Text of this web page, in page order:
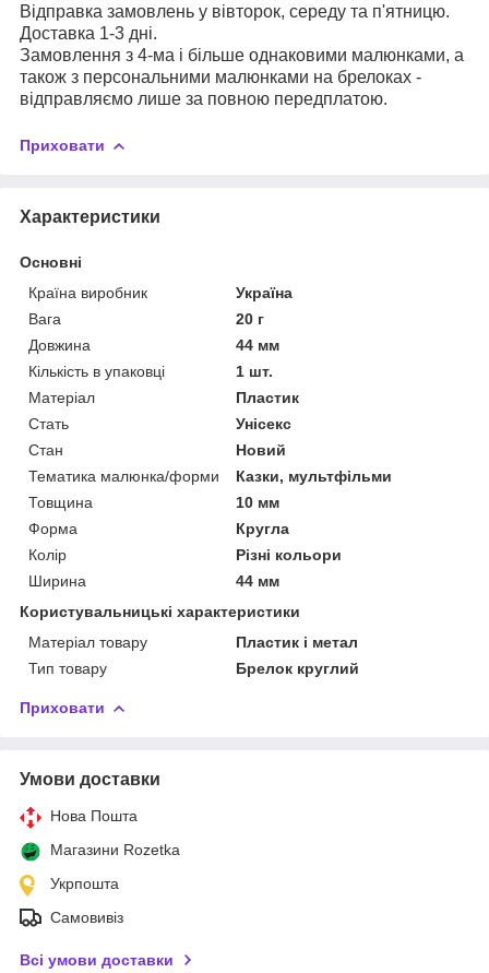
Відправка замовлень у вівторок, середу та п'ятницю.
Доставка 1-3 дні.
Замовлення з 4-ма і більше однаковими малюнками, а
також з персональними малюнками на брелоках -
відправляємо лише за повною передплатою.
Приховати
Характеристики
Основні
Країна виробник
Україна
Вага
20 г
Довжина
44 мм
Кількість в упаковці
1 шт.
Матеріал
Пластик
Стать
Унісекс
Стан
Новий
Тематика малюнка/форми
Казки, мультфільми
Товщина
10 мм
Форма
Кругла
Колір
Різні кольори
Ширина
44 мм
Користувальницькі характеристики
Матеріал товару
Пластик і метал
Тип товару
Брелок круглий
Приховати
Умови доставки
Нова Пошта
Магазини Rozetka
Укрпошта
Самовивіз
Всі умови доставки